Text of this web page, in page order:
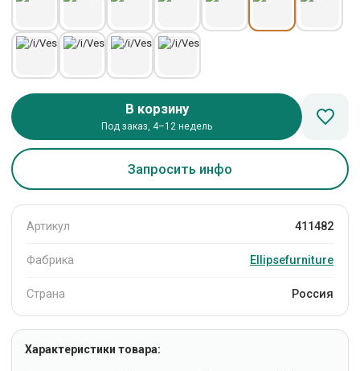
В корзину
Под заказ, 4–12 недель
Запросить инфо
Артикул 411482
Фабрика Ellipsefurniture
Страна Россия
Характеристики товара: